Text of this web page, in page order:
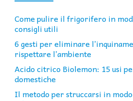
Come pulire il frigorifero in
consigli utili
6 gesti per eliminare
rispettare l’ambiente
Acido citrico Biolemon: 15 usi
domestiche
Il metodo per struccarsi in